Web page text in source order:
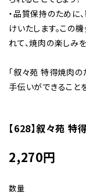
・品質保持のために
けいたします。この
れて、焼肉の楽しみ
「叙々苑 特得焼肉の
手伝いができること
【628】叙々苑
2,270円
数量